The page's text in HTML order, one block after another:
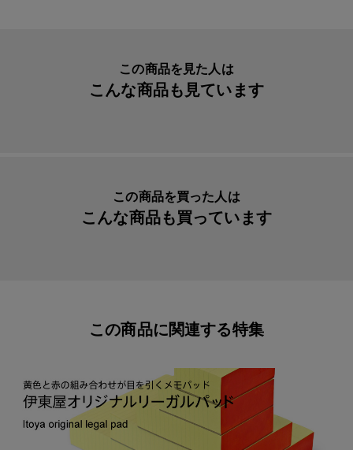
ホルダー：日本、リーガルパッド：ベトナ
ム
この商品を見た人は
こんな商品も見ています
この商品を買った人は
こんな商品も買っています
この商品に関連する特集